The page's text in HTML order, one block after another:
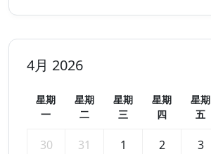
4月 2026
星期
一
星期
二
星期
三
星期
四
星期
五
30 31 1 2 3